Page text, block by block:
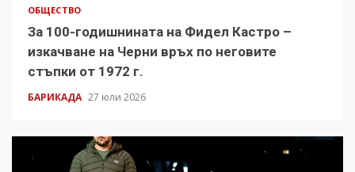
ОБЩЕСТВО
За 100-годишнината на Фидел Кастро –
изкачване на Черни връх по неговите
стъпки от 1972 г.
БАРИКАДА 27 юли 2026